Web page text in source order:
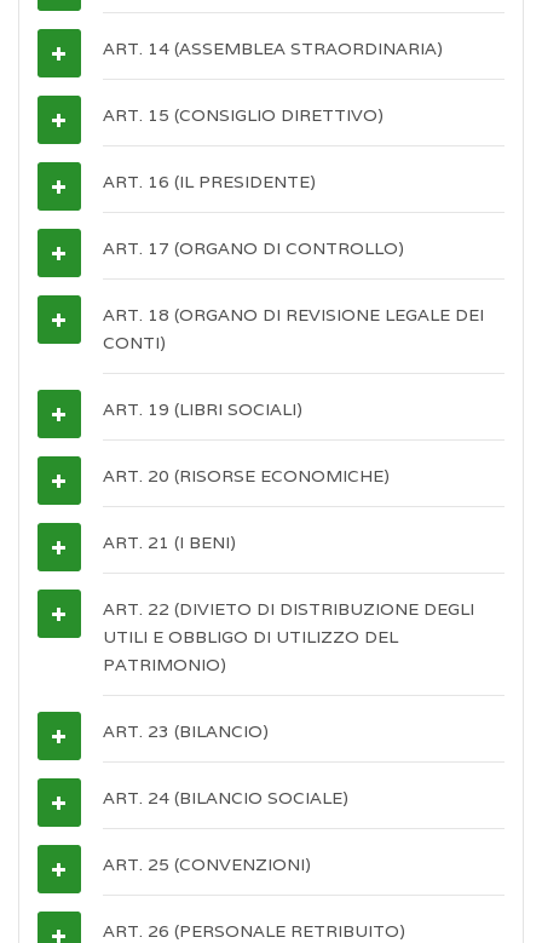
ART. 14 (ASSEMBLEA STRAORDINARIA)
ART. 15 (CONSIGLIO DIRETTIVO)
ART. 16 (IL PRESIDENTE)
ART. 17 (ORGANO DI CONTROLLO)
ART. 18 (ORGANO DI REVISIONE LEGALE DEI
CONTI)
ART. 19 (LIBRI SOCIALI)
ART. 20 (RISORSE ECONOMICHE)
ART. 21 (I BENI)
ART. 22 (DIVIETO DI DISTRIBUZIONE DEGLI
UTILI E OBBLIGO DI UTILIZZO DEL
PATRIMONIO)
ART. 23 (BILANCIO)
ART. 24 (BILANCIO SOCIALE)
ART. 25 (CONVENZIONI)
ART. 26 (PERSONALE RETRIBUITO)